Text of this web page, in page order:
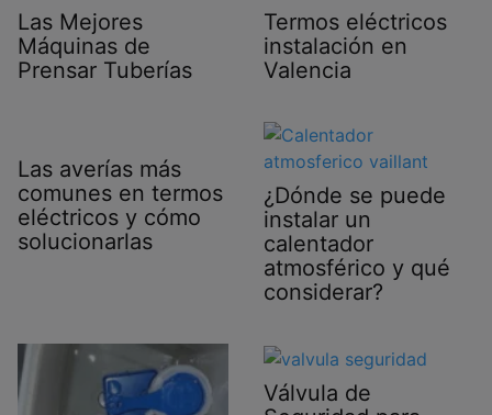
Las Mejores
Máquinas de
Prensar Tuberías
Termos eléctricos
instalación en
Valencia
Las averías más
comunes en termos
eléctricos y cómo
solucionarlas
¿Dónde se puede
instalar un
calentador
atmosférico y qué
considerar?
Válvula de